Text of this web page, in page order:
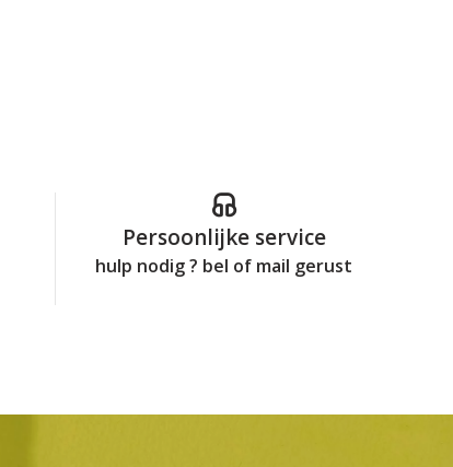
Persoonlijke service
hulp nodig ? bel of mail gerust